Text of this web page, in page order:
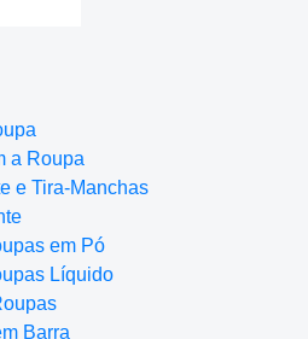
a Roupa
e Tira-Manchas
em Pó
Líquido
Barra